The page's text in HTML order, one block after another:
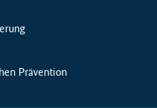
Prävention